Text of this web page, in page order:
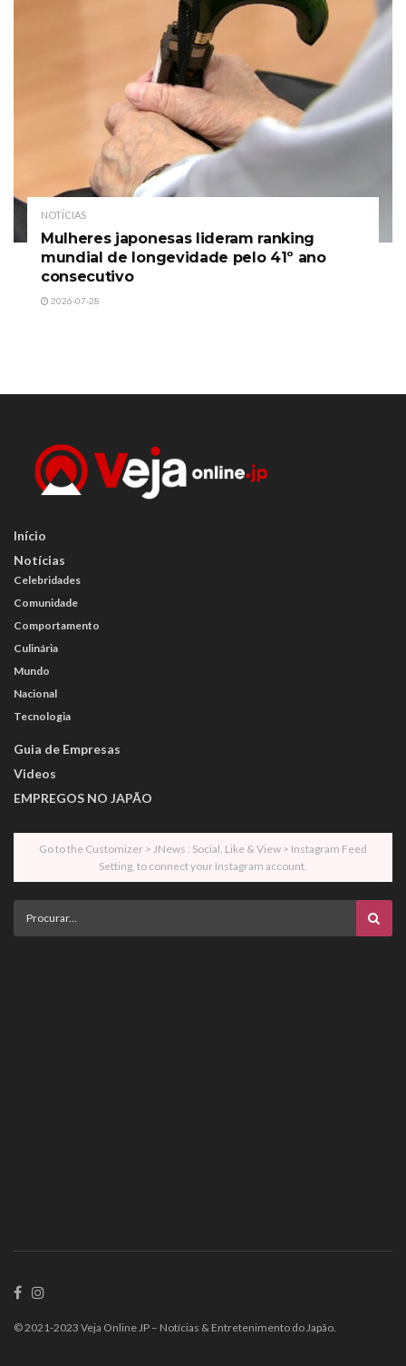
NOTÍCIAS
Mulheres japonesas lideram ranking
mundial de longevidade pelo 41º ano
consecutivo
2026-07-28
Início
Notícias
Celebridades
Comunidade
Comportamento
Culinária
Mundo
Nacional
Tecnologia
Guia de Empresas
Videos
EMPREGOS NO JAPÃO
Go to the Customizer > JNews : Social, Like & View > Instagram Feed
Setting, to connect your Instagram account.
© 2021-2023 Veja Online JP – Notícias & Entretenimento do Japão.